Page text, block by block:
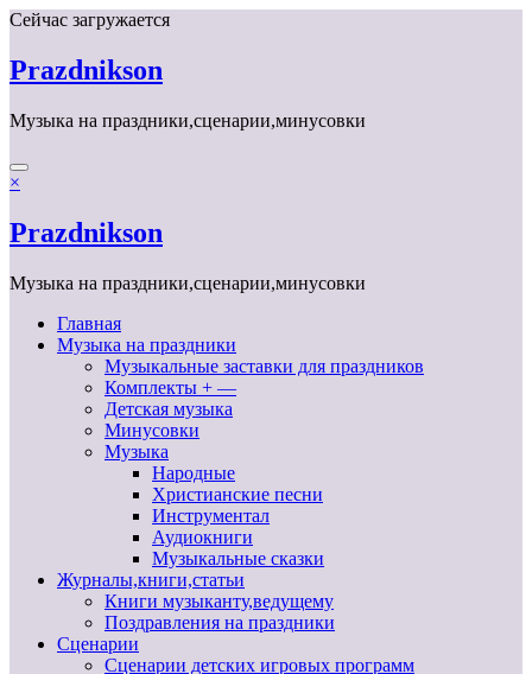
Перейти
содержимому
Сейчас загружается
Prazdnikson
Музыка на праздники,сценарии,минусовки
×
Prazdnikson
Музыка на праздники,сценарии,минусовки
Главная
Музыка на праздники
Музыкальные заставки для праздников
Комплекты + —
Детская музыка
Минусовки
Музыка
Народные
Христианские песни
Инструментал
Аудиокниги
Музыкальные сказки
Журналы,книги,статьи
Книги музыканту,ведущему
Поздравления на праздники
Сценарии
Сценарии детских игровых программ